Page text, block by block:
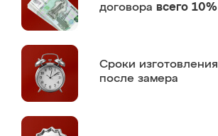
договора всего 10%
Сроки изготовления
после замера